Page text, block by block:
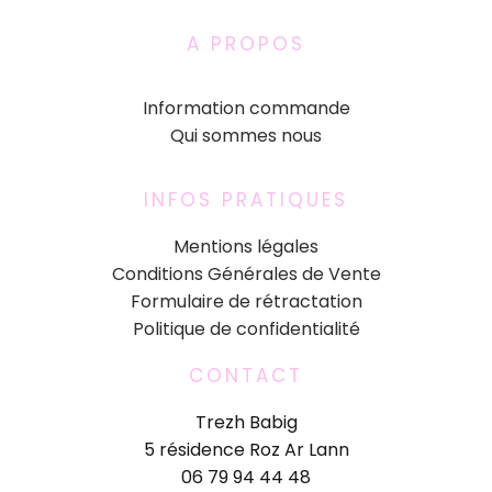
A PROPOS
Information commande
Qui sommes nous
INFOS PRATIQUES
Mentions légales
Conditions Générales de Vente
Formulaire de rétractation
Politique de confidentialité
CONTACT
Trezh Babig
5 résidence Roz Ar Lann
06 79 94 44 48